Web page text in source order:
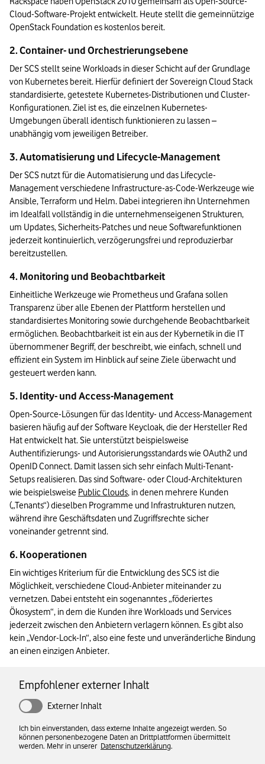
Cloud-Software-Projekt entwickelt. Heute stellt die gemeinnützige
OpenStack Foundation es kostenlos bereit.
2. Container- und Orchestrierungsebene
Der SCS stellt seine Workloads in dieser Schicht auf der Grundlage
von Kubernetes bereit. Hierfür definiert der Sovereign Cloud Stack
standardisierte, getestete Kubernetes-Distributionen und Cluster-
Konfigurationen. Ziel ist es, die einzelnen Kubernetes-
Umgebungen überall identisch funktionieren zu lassen –
unabhängig vom jeweiligen Betreiber.
3. Automatisierung und Lifecycle-Management
Der SCS nutzt für die Automatisierung und das Lifecycle-
Management verschiedene Infrastructure-as-Code-Werkzeuge wie
Ansible, Terraform und Helm. Dabei integrieren ihn Unternehmen
im Idealfall vollständig in die unternehmenseigenen Strukturen,
um Updates, Sicherheits-Patches und neue Softwarefunktionen
jederzeit kontinuierlich, verzögerungsfrei und reproduzierbar
bereitzustellen.
4. Monitoring und Beobachtbarkeit
Einheitliche Werkzeuge wie Prometheus und Grafana sollen
Transparenz über alle Ebenen der Plattform herstellen und
standardisiertes Monitoring sowie durchgehende Beobachtbarkeit
ermöglichen. Beobachtbarkeit ist ein aus der Kybernetik in die IT
übernommener Begriff, der beschreibt, wie einfach, schnell und
effizient ein System im Hinblick auf seine Ziele überwacht und
gesteuert werden kann.
5. Identity- und Access-Management
Open-Source-Lösungen für das Identity- und Access-Management
basieren häufig auf der Software Keycloak, die der Hersteller Red
Hat entwickelt hat. Sie unterstützt beispielsweise
Authentifizierungs- und Autorisierungsstandards wie OAuth2 und
OpenID Connect. Damit lassen sich sehr einfach Multi-Tenant-
Setups realisieren. Das sind Software- oder Cloud-Architekturen
wie beispielsweise Public Clouds, in denen mehrere Kunden
(„Tenants“) dieselben Programme und Infrastrukturen nutzen,
während ihre Geschäftsdaten und Zugriffsrechte sicher
voneinander getrennt sind.
6. Kooperationen
Ein wichtiges Kriterium für die Entwicklung des SCS ist die
Möglichkeit, verschiedene Cloud-Anbieter miteinander zu
vernetzen. Dabei entsteht ein sogenanntes „föderiertes
Ökosystem“, in dem die Kunden ihre Workloads und Services
jederzeit zwischen den Anbietern verlagern können. Es gibt also
kein „Vendor-Lock-In“, also eine feste und unveränderliche Bindung
an einen einzigen Anbieter.
Empfohlener externer Inhalt
Externer Inhalt
Ich bin einverstanden, dass externe Inhalte angezeigt werden. So
können personenbezogene Daten an Drittplattformen übermittelt
werden. Mehr in unserer Datenschutzerklärung.